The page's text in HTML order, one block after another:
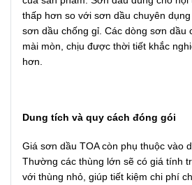
thấp hơn so với sơn dầu chuyên
sơn dầu chống gỉ. Các dòng sơn dầu
mài mòn, chịu được thời tiết khắc
hơn.
Dung tích và quy cách đóng gói
Giá sơn dầu TOA còn phụ thuộc vào
Thường các thùng lớn sẽ có giá tính
với thùng nhỏ, giúp tiết kiệm chi phí